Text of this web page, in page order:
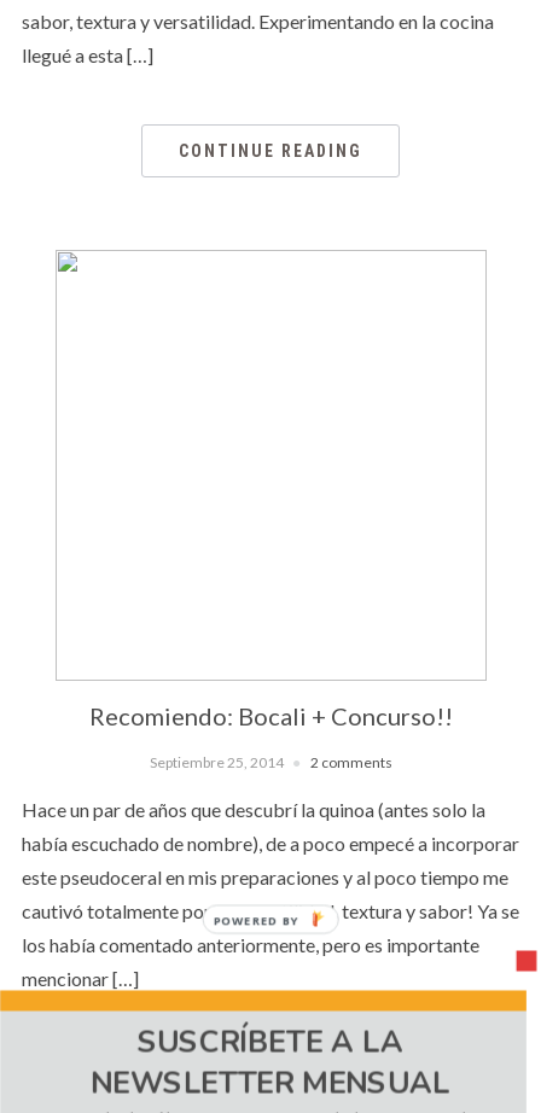
sabor, textura y versatilidad. Experimentando en la cocina
llegué a esta […]
CONTINUE READING
Recomiendo: Bocali + Concurso!!
Septiembre 25, 2014 2 comments
Hace un par de años que descubrí la quinoa (antes solo la
había escuchado de nombre), de a poco empecé a incorporar
este pseudoceral en mis preparaciones y al poco tiempo me
cautivó totalmente por su versatilidad, textura y sabor! Ya se
los había comentado anteriormente, pero es importante
mencionar […]
CONTINUE READING
SUSCRÍBETE A LA
NEWSLETTER MENSUAL
POWERED BY